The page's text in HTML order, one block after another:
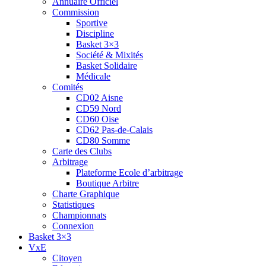
Commission
Sportive
Discipline
Basket 3×3
Société & Mixités
Basket Solidaire
Médicale
Comités
CD02 Aisne
CD59 Nord
CD60 Oise
CD62 Pas-de-Calais
CD80 Somme
Carte des Clubs
Arbitrage
Plateforme Ecole d’arbitrage
Boutique Arbitre
Charte Graphique
Statistiques
Championnats
Connexion
Basket 3×3
VxE
Citoyen